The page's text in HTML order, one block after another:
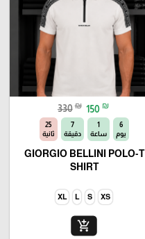
330 ₪ 150 ₪
6
يوم
1
ساعة
7
دقيقة
23
ثانية
GIORGIO BELLINI POLO-T
SHIRT
XS
S
L
XL
add_shopping_cart